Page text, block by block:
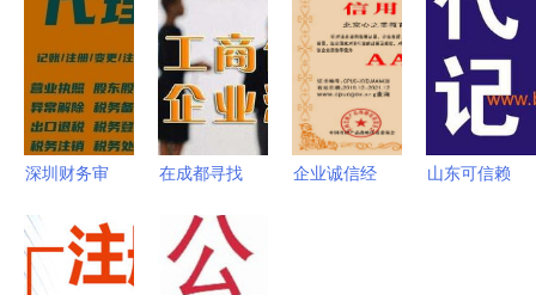
系统设计与
开发实践
的融合
理记账、工
商代理与软
件开发一站
式解决方案
料清单与手
续流程详解
深圳财务审
为企业合规
护航的专业
在成都寻找
司注册代办
服务 专业
企业诚信经
山东可信赖